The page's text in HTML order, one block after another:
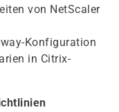
von NetScaler
Konfiguration
in Citrix-